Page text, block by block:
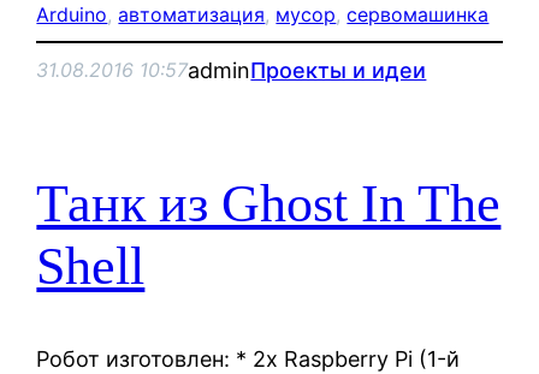
Arduino, автоматизация, мусор, сервомашинка
31.08.2016 10:57adminПроекты и идеи
Танк из Ghost In The
Shell
Робот изготовлен: * 2x Raspberry Pi (1-й